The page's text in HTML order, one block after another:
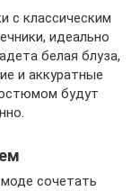
с классическим
идеально
белая блуза,
и аккуратные
будут
сочетать